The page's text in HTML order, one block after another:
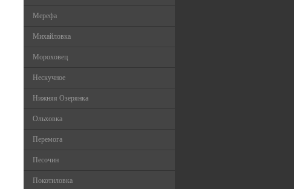
Мерефа
Михайловка
Мороховец
Нескучное
Нижняя Озерянка
Ольховка
Перемога
Песочин
Покотиловка